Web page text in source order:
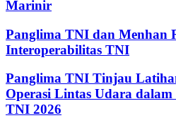
Marinir
Panglima TNI dan Menhan
Interoperabilitas TNI
Panglima TNI Tinjau
Operasi Lintas Udara
TNI 2026